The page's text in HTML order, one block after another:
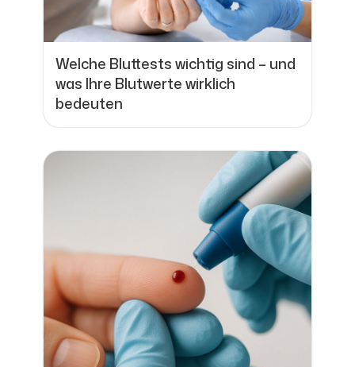
Welche Bluttests wichtig sind – und
was Ihre Blutwerte wirklich
bedeuten